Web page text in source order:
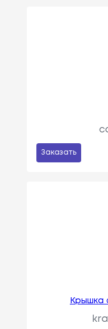
Заказать
Крышка